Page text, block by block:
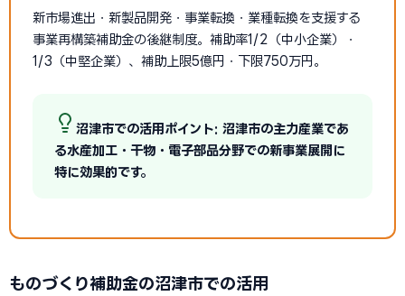
新市場進出・新製品開発・事業転換・業種転換を支援する
事業再構築補助金の後継制度。補助率1/2（中小企業）・
1/3（中堅企業）、補助上限5億円・下限750万円。
沼津市での活用ポイント: 沼津市の主力産業であ
る水産加工・干物・電子部品分野での新事業展開に
特に効果的です。
ものづくり補助金の沼津市での活用